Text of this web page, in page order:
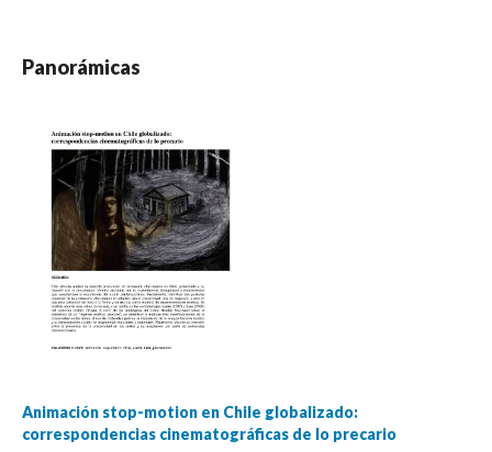
Panorámicas
Animación stop-motion en Chile globalizado:
correspondencias cinematográficas de lo precario